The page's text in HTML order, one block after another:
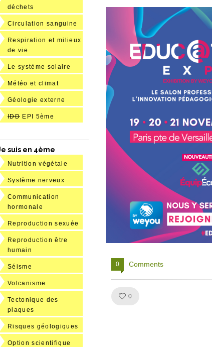
0 Comments
0
déchets
Circulation sanguine
Respiration et milieux
de vie
Le système solaire
Météo et climat
Géologie externe
IDD EPI 5ème
suis en 4ème
Nutrition végétale
Système nerveux
Communication
hormonale
Reproduction sexuée
Reproduction être
humain
Séisme
Volcanisme
Tectonique des
plaques
Risques géologiques
Option scientifique